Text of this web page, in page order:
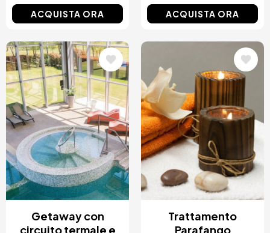
ACQUISTA ORA ACQUISTA ORA
Immagine
Getaway con
circuito termale e
Trattamento
Parafango